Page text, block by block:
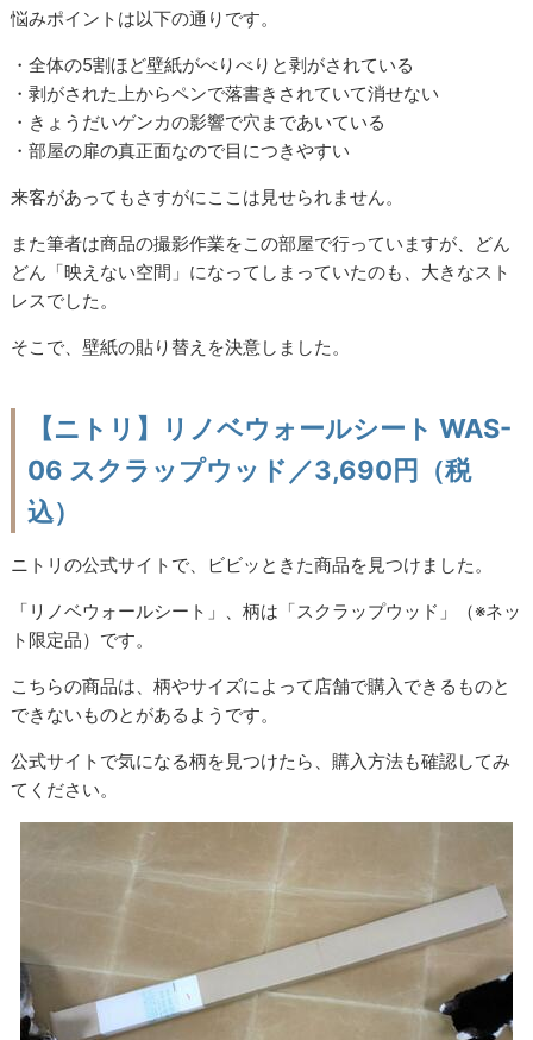
悩みポイントは以下の通りです。
・全体の5割ほど壁紙がべりべりと剥がされている
・剥がされた上からペンで落書きされていて消せない
・きょうだいゲンカの影響で穴まであいている
・部屋の扉の真正面なので目につきやすい
来客があってもさすがにここは見せられません。
また筆者は商品の撮影作業をこの部屋で行っていますが、どん
どん「映えない空間」になってしまっていたのも、大きなスト
レスでした。
そこで、壁紙の貼り替えを決意しました。
【ニトリ】リノベウォールシート WAS-
06 スクラップウッド／3,690円（税
込）
ニトリの公式サイトで、ビビッときた商品を見つけました。
「リノベウォールシート」、柄は「スクラップウッド」（※ネッ
ト限定品）です。
こちらの商品は、柄やサイズによって店舗で購入できるものと
できないものとがあるようです。
公式サイトで気になる柄を見つけたら、購入方法も確認してみ
てください。